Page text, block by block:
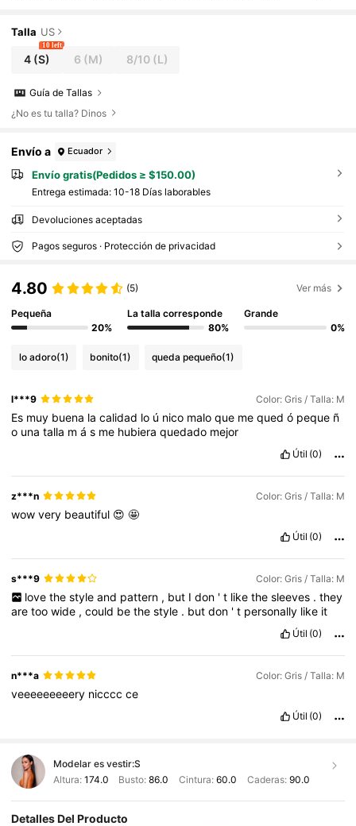
Talla US
4 (S)
10 left
6 (M) 8/10(L)
Guía de Tallas
¿No es tu talla? Dinos
Envío a Ecuador
Envío gratis(Pedidos ≥ $150.00)
Entrega estimada: 10-18 Días laborables
Devoluciones aceptadas
Pagos seguros · Protección de privacidad
4.80 (5) Ver más
Pequeña
20%
La talla corresponde
80%
Grande
0%
lo adoro(1) bonito(1) queda pequeño(1)
l***9 Color: Gris / Talla: M
Es muy buena lacalidad lo ú nico maloque mequedó peque ñ
o unatalla más me hubieraquedado mejor
Útil (0)
z***n Color: Gris / Talla: M
wowvery beautiful 😍🤩
Útil (0)
s***9 Color: Gris / Talla: M
love the style and pattern , but I don ' t like the sleeves . they
aretoowide ,could bethestyle . butdon 't personally like it
Útil (0)
n***a Color: Gris / Talla: M
veeeeeeeeery niccccce
Útil (0)
Modelar es vestir:S
Altura: 174.0 Busto:86.0 Cintura: 60.0 Caderas: 90.0
Detalles Del Producto